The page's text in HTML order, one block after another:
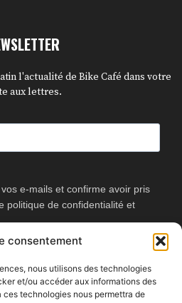
consentement
nous utilisons des technologies
et/ou accéder aux informations des
technologies nous permettra de
l'actualité de Bike Café dans votre
aux lettres.
e-mails et confirme avoir pris
politique de confidentialité et
tout moment en cliquant sur le lien
mesure l'ouverture des